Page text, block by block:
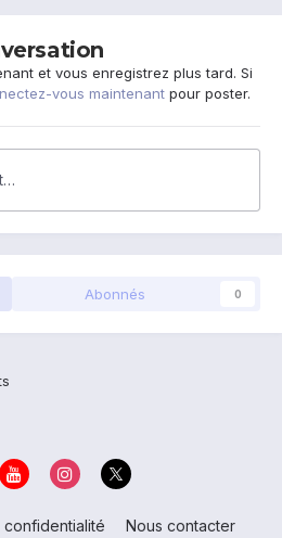
et vous enregistrez plus tard. Si
vous maintenant pour poster.
Abonnés 0
Nous contacter